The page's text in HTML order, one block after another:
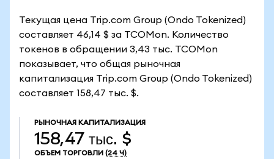
Текущая цена Trip.com Group (Ondo Tokenized)
составляет 46,14 $ за TCOMon. Количество
токенов в обращении 3,43 тыс. TCOMon
показывает, что общая рыночная
капитализация Trip.com Group (Ondo Tokenized)
составляет 158,47 тыс. $.
РЫНОЧНАЯ КАПИТАЛИЗАЦИЯ
158,47 тыс. $
ОБЪЕМ ТОРГОВЛИ (24 Ч)